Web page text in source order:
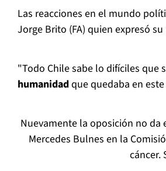
Las reacciones en el mundo
Jorge Brito (FA) quien expresó
"Todo Chile sabe lo difíciles que
humanidadque quedaba en
Nuevamente la oposición no da
Mercedes Bulnes en la
cáncer.